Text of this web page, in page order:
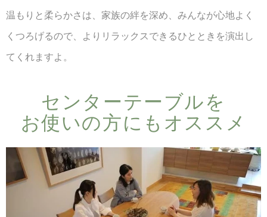
温もりと柔らかさは、家族の絆を深め、みんなが心地よく
くつろげるので、よりリラックスできるひとときを演出し
てくれますよ。
センターテーブルを​
お使いの​方にも​オススメ